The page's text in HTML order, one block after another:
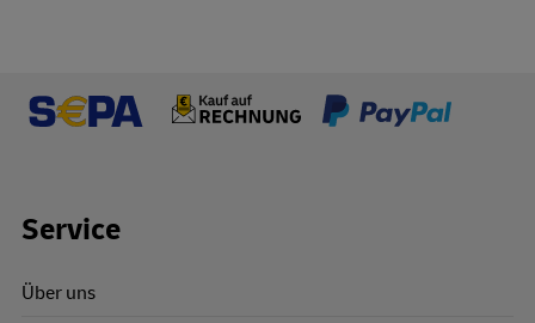
Footer Links
Service
Über uns